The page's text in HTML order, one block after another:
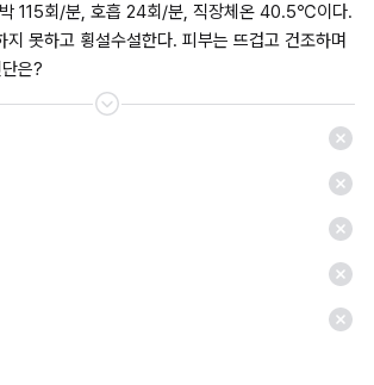
115회/분, 호흡 24회/분, 직장체온 40.5℃이다.
지 못하고 횡설수설한다. 피부는 뜨겁고 건조하며
은?
저장